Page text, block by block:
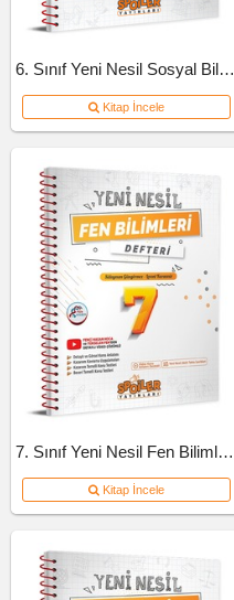
6. Sınıf Yeni Nesil Sosyal Bilgiler Defteri
Kitap İncele
7. Sınıf Yeni Nesil Fen Bilimleri Defteri
Kitap İncele